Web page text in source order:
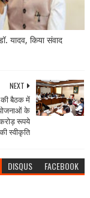
यादव, किया संवाद
NEXT
की बैठक में
के
रूपये
स्वीकृति
DISQUS FACEBOOK